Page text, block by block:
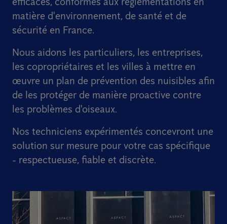
matière d'environnement, de santé et de
sécurité en France.
Nous aidons les particuliers, les entreprises,
les copropriétaires et les villes à mettre en
œuvre un plan de prévention des nuisibles afin
de les protéger de manière proactive contre
les problèmes d'oiseaux.
Nos techniciens expérimentés concevront une
solution sur mesure pour votre cas spécifique
- respectueuse, fiable et discrète.